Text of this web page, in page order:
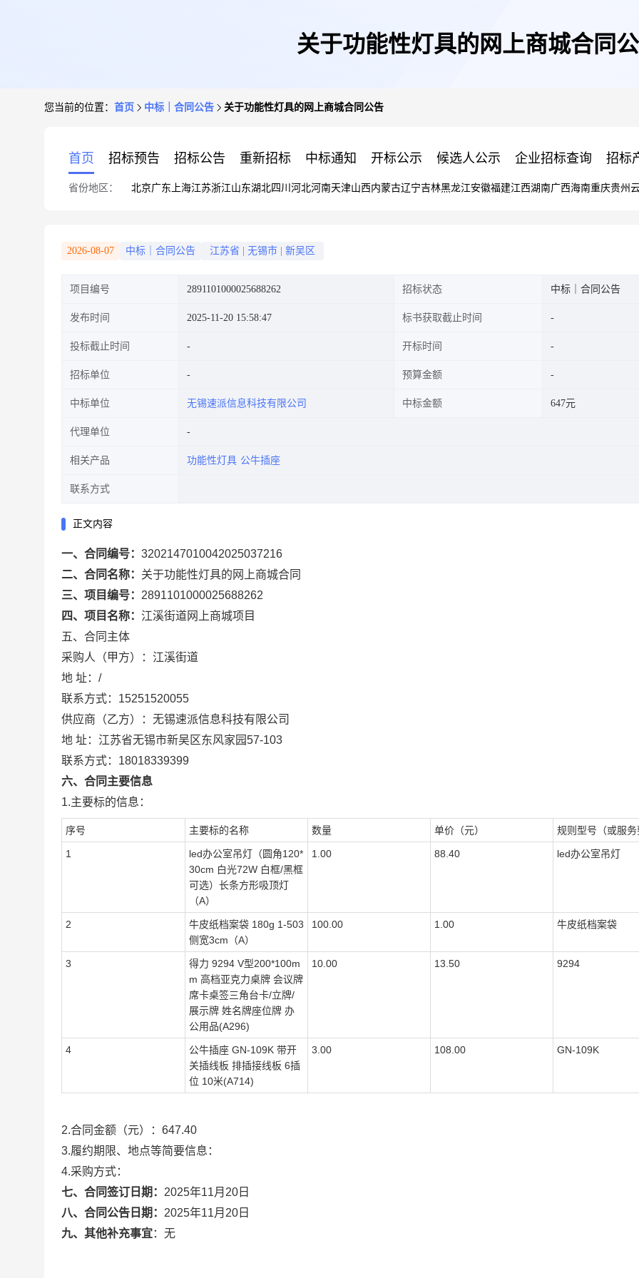
关于功能性灯具的网上商城合同
您当前的位置： 首页 中标｜合同公告 关于功能性灯具的网上商城合同公告
首页 招标预告 招标公告 重新招标 中标通知 开标公示 候选人公示 企业招标查询 招标
省份地区： 北京广东 上海江苏浙江山东湖北四川 河北河南天津山西内蒙古辽宁吉林黑龙江安徽福建江西湖南广西海南重庆贵州
2026-08-07 中标｜合同公告 江苏省 无锡市 新吴区
项目编号 2891101000025688262 招标状态 中标｜合同公告
发布时间 2025-11-20 15:58:47 标书获取截止时间
投标截止时间 开标时间
招标单位 预算金额
中标单位 无锡速派信息科技有限公司 中标金额 647元
代理单位
相关产品 功能性灯具 公牛插座
联系方式
正文内容
一、合同编号： 3202147010042025037216
二、合同名称： 关于功能性灯具的网上商城合同
三、项目编号： 2891101000025688262
四、项目名称： 江溪街道网上商城项目
五、合同主体
采购人（甲方）： 江溪街道
地 址： /
联系方式： 15251520055
供应商（乙方）： 无锡速派信息科技有限公司
地 址： 江苏省无锡市新吴区东风家园57-103
联系方式： 18018339399
六、合同主要信息
1.主要标的信息：
序号 主要标的名称 数量 单价（元） 规则型号（或服
1
led办公室吊灯（圆角120*
30cm 白光72W 白框/黑框
可选）长条方形吸顶灯
（A）
1.00 88.40 led办公室吊灯
2
牛皮纸档案袋 180g 1-503
侧宽3cm（A）
100.00 1.00 牛皮纸档案袋
3
得力 9294 V型200*100m
m 高档亚克力桌牌 会议牌
席卡桌签三角台卡/立牌/
展示牌 姓名牌座位牌 办
公用品(A296)
10.00 13.50 9294
4
公牛插座 GN-109K 带开
关插线板 排插接线板 6插
位 10米(A714)
3.00 108.00 GN-109K
2.合同金额（元）： 647.40
3.履约期限、地点等简要信息：
4.采购方式：
七、合同签订日期： 2025年11月20日
八、合同公告日期： 2025年11月20日
九、其他补充事宜： 无